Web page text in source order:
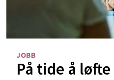
JOBB
På tide å